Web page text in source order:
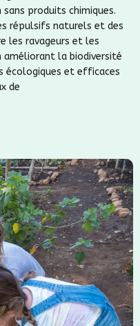
produits chimiques.
répulsifs naturels et des
les ravageurs et les
la biodiversité
écologiques et efficaces
de